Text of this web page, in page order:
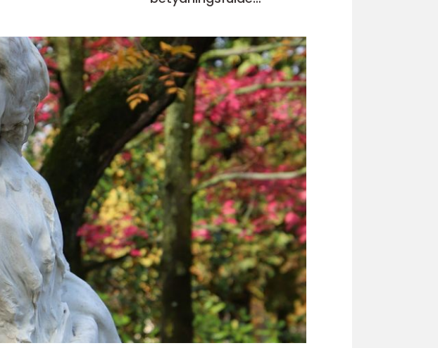
der har skabt en
imponerende samling af
bøger i sin karriere